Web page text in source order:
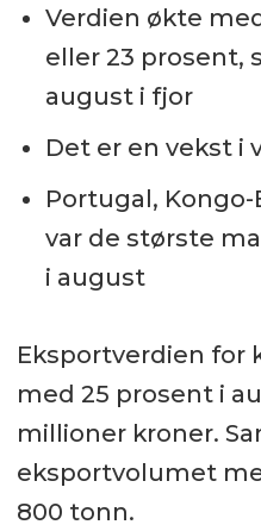
Verdien økte
eller 23 prosent,
august i fjor
Det er en vekst i
Portugal, Kongo-
var de største
i august
Eksportverdien for
med 25 prosent i
millioner kroner.
eksportvolumet
800 tonn.